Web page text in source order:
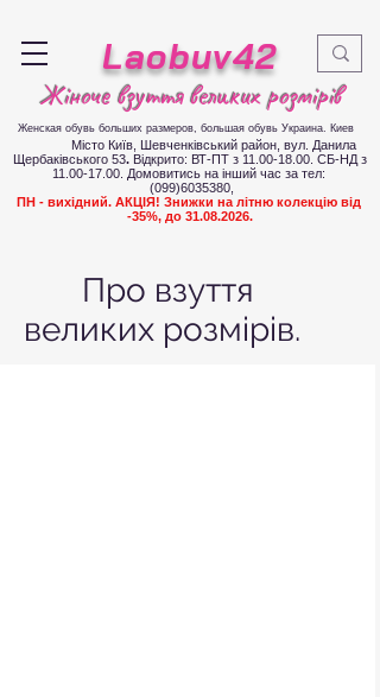
Laobuv42
Жіноче взуття великих розмірів
Женская обувь больших размеров, большая обувь Украина. Киев
Місто Київ, Шевченківський район, вул. Данила
Щербаківського 53. Відкрито: ВТ-ПТ з 11.00-18.00 . СБ-НД з
11.00-17.00. Домовитись на інший час за тел:
(099)6035380
ПН - вихідний. АКЦІЯ! Знижки на літню колекцію від
-35%, до 31.08.2026.
Про взуття
великих розмірів.